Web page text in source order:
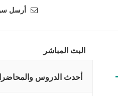
أرسل
البث المباشر
أحدث الدروس